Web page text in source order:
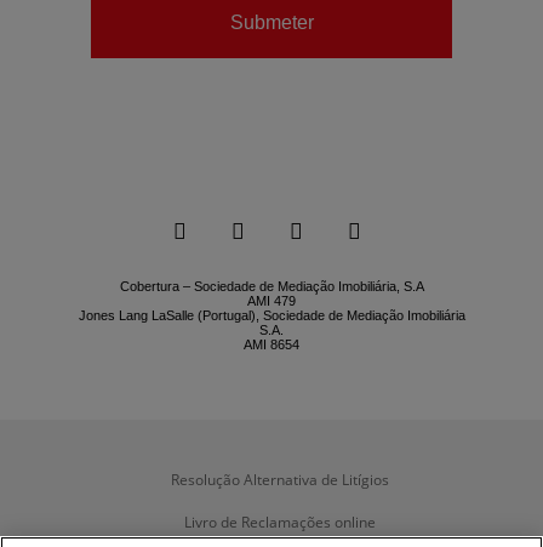
Submeter
Cobertura – Sociedade de Mediação Imobiliária, S.A
AMI 479
Jones Lang LaSalle (Portugal), Sociedade de Mediação Imobiliária
S.A.
AMI 8654
   
Resolução Alternativa de Litígios
Livro de Reclamações online